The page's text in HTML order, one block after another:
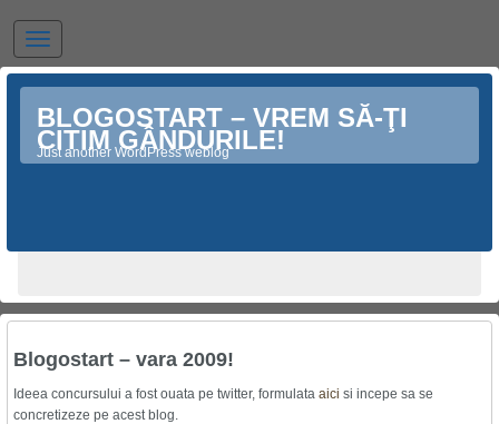
BLOGOSTART – VREM SĂ-ŢI
CITIM GÂNDURILE!
Just another WordPress weblog
Blogostart – vara 2009!
Ideea concursului a fost ouata pe twitter, formulata aici si incepe sa se
concretizeze pe acest blog.